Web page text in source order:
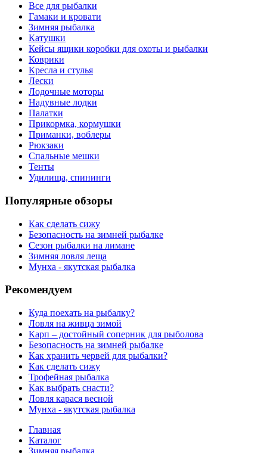
Все для рыбалки
Гамаки и кровати
Зимняя рыбалка
Катушки
Кейсы ящики коробки для охоты и рыбалки
Коврики
Кресла и стулья
Лески
Лодочные моторы
Надувные лодки
Палатки
Прикормка, кормушки
Приманки, воблеры
Рюкзаки
Спальные мешки
Тенты
Удилища, спининги
Популярные обзоры
Как сделать сижу
Безопасность на зимней рыбалке
Сезон рыбалки на лимане
Зимняя ловля леща
Мунха - якутская рыбалка
Рекомендуем
Куда поехать на рыбалку?
Ловля на живца зимой
Карп – достойный соперник для рыболова
Безопасность на зимней рыбалке
Как хранить червей для рыбалки?
Как сделать сижу
Трофейная рыбалка
Как выбрать снасти?
Ловля карася весной
Мунха - якутская рыбалка
Главная
Каталог